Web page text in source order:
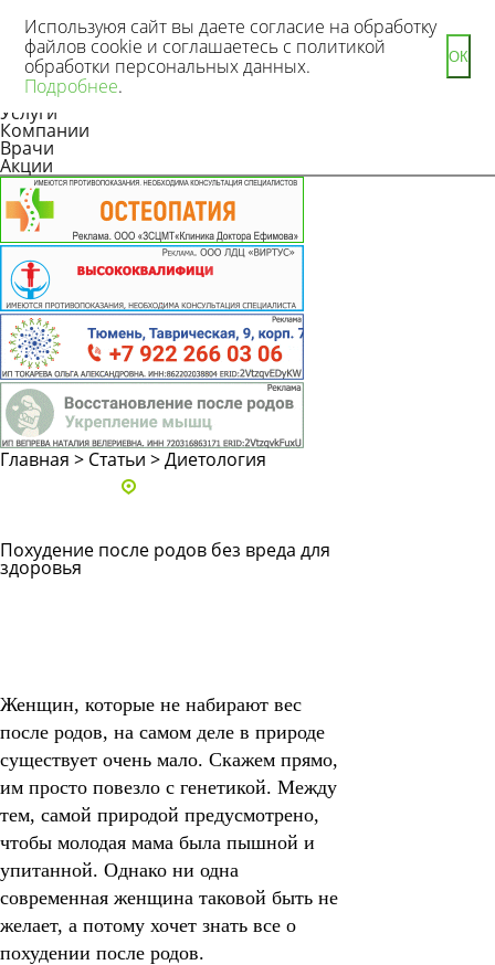
Новости
Статьи
Услуги
Компании
Врачи
Акции
Главная > Статьи >Диетология
Похудение после родов без вреда для
здоровья
Женщин, которые не набирают вес
после родов, на самом деле в природе
существует очень мало. Скажем прямо,
им просто повезло с генетикой. Между
тем, самой природой предусмотрено,
чтобы молодая мама была пышной и
упитанной. Однако ни одна
современная женщина таковой быть не
желает, а потому хочет знать все о
похудении после родов.
Используюя сайт вы даете согласие на обработку
файлов cookie и соглашаетесь с политикой
обработки персональных данных.
Подробнее.
ОК